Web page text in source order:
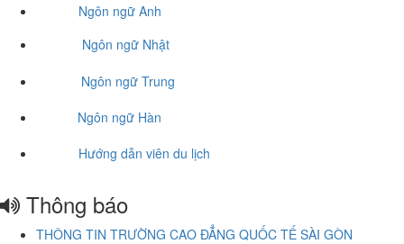
Ngôn ngữ Anh
Ngôn ngữ Nhật
Ngôn ngữ Trung
Ngôn ngữ Hàn
Hướng dẫn viên du lịch
Thông báo
THÔNG TIN TRƯỜNG CAO ĐẲNG QUỐC TẾ SÀI GÒN